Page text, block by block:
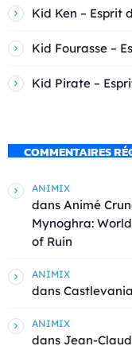
Kid Ken – Esprit
Kid Fourasse –
Kid Pirate –
COMMENTAIRES
ANIMIX
dans Animé
Mynoghra:
of Ruin
ANIMIX
dans
ANIMIX
dans Jean-